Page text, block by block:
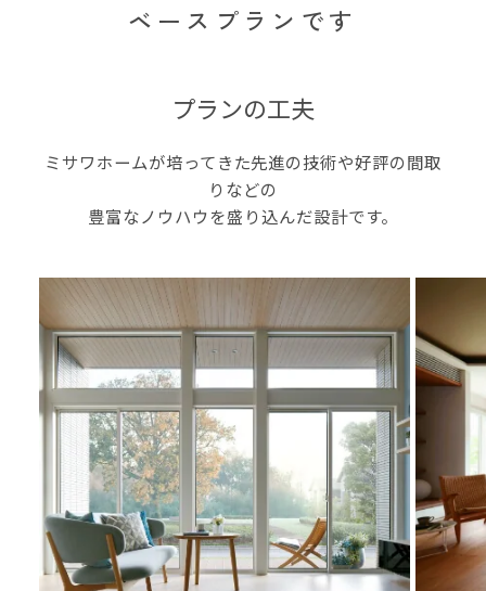
ベースプランです
プランの工夫
ミサワホームが培ってきた先進の技術や好評の間取
りなどの
豊富なノウハウを盛り込んだ設計です。